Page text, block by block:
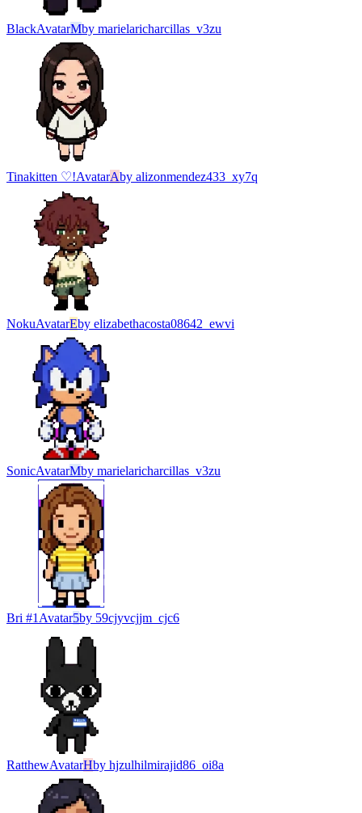
BlackAvatarMby marielaricharcillas_v3zu
Tinakitten ♡!AvatarAby alizonmendez433_xy7q
NokuAvatarEby elizabethacosta08642_ewvi
SonicAvatarMby marielaricharcillas_v3zu
Bri #1 Avatar5by 59cjyvcjjm_cjc6
RatthewAvatarHby hjzulhilmirajid86_oi8a